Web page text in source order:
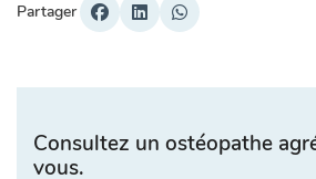
Partager
Consultez un ostéopathe
vous.